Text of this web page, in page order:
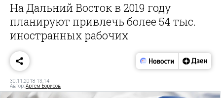
На Дальний Восток в 2019 году
планируют привлечь более 54 тыс.
иностранных рабочих
30.11.2018 13:14
Автор:Артем Борисов